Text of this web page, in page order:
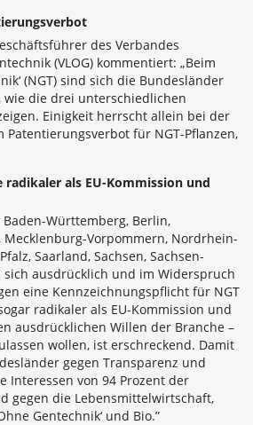
des Verbandes
(VLOG) kommentiert: „Beim
(NGT) sind sich die Bundesländer
die drei unterschiedlichen
Einigkeit herrscht allein bei der
Patentierungsverbot für NGT-Pflanzen,
radikaler als EU-Kommission und
Baden-Württemberg, Berlin,
Mecklenburg-Vorpommern, Nordrhein-
Saarland, Sachsen, Sachsen-
ausdrücklich und im Widerspruch
eine Kennzeichnungspflicht für NGT
radikaler als EU-Kommission und
ausdrücklichen Willen der Branche –
wollen, ist erschreckend. Damit
gegen Transparenz und
Interessen von 94 Prozent der
gegen die Lebensmittelwirtschaft,
Gentechnik‘ und Bio.”